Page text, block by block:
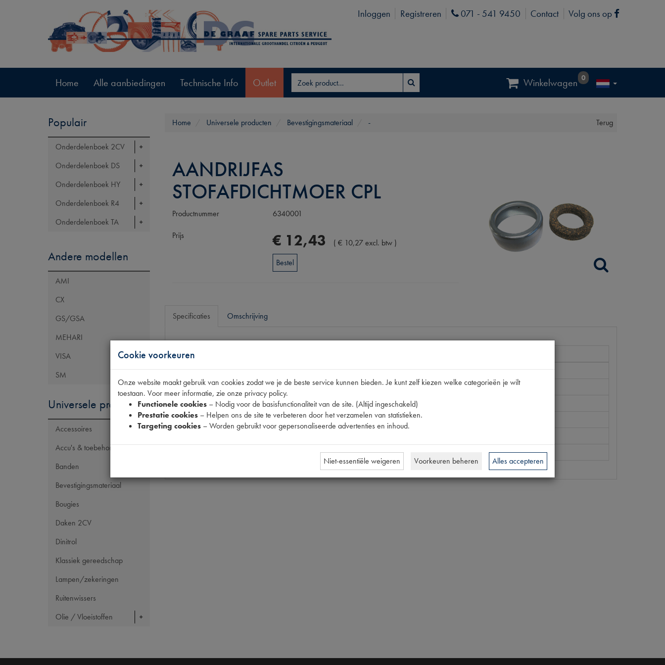
Inloggen Registreren Phone
071 - 541 9450 Contact Volg ons op Facebook
Home Alle aanbiedingen Technische Info Outlet Winkelwagen 0
Populair
Onderdelenboek 2CV
Onderdelenboek DS
Onderdelenboek HY
Onderdelenboek R4
Onderdelenboek TA
Andere modellen
AMI
CX
GS/GSA
MEHARI
VISA
SM
Universele producten
Accessoires
Accu's & toebehoren
Banden
Bevestigingsmateriaal
Bougies
Daken 2CV
Dinitrol
Klassiek gereedschap
Lampen/zekeringen
Ruitenwissers
Olie / Vloeistoffen
Terug
Home Universele producten Bevestigingsmateriaal -
AANDRIJFAS
STOFAFDICHTMOER CPL
Productnummer 6340001
Prijs € 12,43 (€ 10,27excl. btw )
Bestel
Specificaties Omschrijving
Eigenschappen
Model Citroën
11CV
Artikelcode JF
380655
Tecdoc brandnummer
0
OE Citroën
380655
O 40x16mm [PW 2]
Cookie voorkeuren
Onze website maakt gebruik van cookies zodat we je de beste service kunnen bieden. Je kunt zelf kiezen welke categorieën je wilt
toestaan. Voor meer informatie, zie onze privacy policy.
Functionele cookies – Nodig voor de basisfunctionaliteit van de site. (Altijd ingeschakeld)
Prestatie cookies – Helpen ons de site te verbeteren door het verzamelen van statistieken.
Targeting cookies – Worden gebruikt voor gepersonaliseerde advertenties en inhoud.
Niet-essentiële weigeren Voorkeuren beheren Alles accepteren